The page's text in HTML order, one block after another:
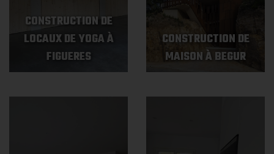
CONSTRUCTION DE
LOCAUX DE YOGA À
FIGUERES
CONSTRUCTION DE
MAISON À BEGUR